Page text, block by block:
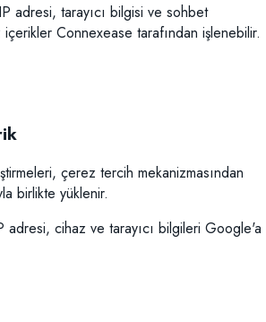
adresi, tarayıcı bilgisi ve sohbet
içerikler Connexease tarafından işlenebilir.
çerez tercih mekanizmasından
birlikte yüklenir.
adresi, cihaz ve tarayıcı bilgileri Google'a